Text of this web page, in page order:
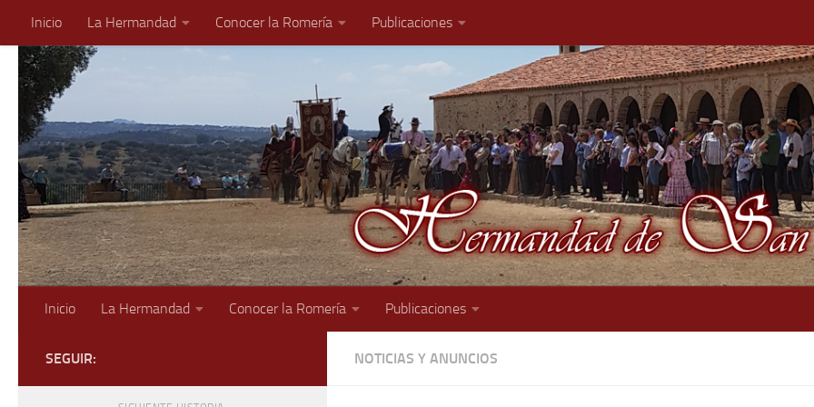
Saltar al contenido
Inicio La Hermandad Conocer la Romería Publicaciones
Inicio La Hermandad Conocer la Romería Publicaciones
NOTICIAS Y ANUNCIOS
SEGUIR: